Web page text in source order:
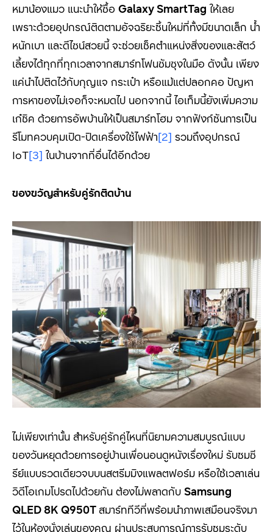
หมาน้องแมว แนะนำให้ซื้อ Galaxy SmartTag ให้เลย
เพราะด้วยอุปกรณ์ติดตามอัจฉริยะชิ้นใหม่ที่ทั้งมีขนาดเล็ก น้ำ
หนักเบา และดีไซน์สวยนี้ จะช่วยเช็คตำแหน่งสิ่งของและสัตว์
เลี้ยงได้ทุกที่ทุกเวลาจากสมาร์ทโฟนซัมซุงในมือ ดังนั้น เพียง
แค่นำไปติดไว้กับกุญแจ กระเป๋า หรือแม้แต่ปลอกคอ ปัญหา
การหาของไม่เจอก็จะหมดไป นอกจากนี้ ไอเท็มนี้ยังเพิ่มความ
เก๋ชิค ด้วยการอัพบ้านให้เป็นสมาร์ทโฮม จากฟังก์ชันการเป็น
รีโมทควบคุมเปิด-ปิดเครื่องใช้ไฟฟ้า[2] รวมถึงอุปกรณ์
IoT[3] ในบ้านจากที่อื่นได้อีกด้วย
ของขวัญสำหรับคู่รักติดบ้าน
ไม่เพียงเท่านั้น สำหรับคู่รักคู่ไหนที่นิยามความสมบูรณ์แบบ
ของวันหยุดด้วยการอยู่บ้านเพื่อนอนดูหนังเรื่องใหม่ รับชมซี
รีย์แบบรวดเดียวจบบนสตรีมมิงแพลตฟอร์ม หรือใช้เวลาเล่น
วิดีโอเกมโปรดไปด้วยกัน ต้องไม่พลาดกับ Samsung
QLED8K Q950Tสมาร์ททีวีที่พร้อมนำภาพเสมือนจริงมา
ไว้ในห้องนั่งเล่นของคุณ ผ่านประสบการณ์การรับชมระดับ